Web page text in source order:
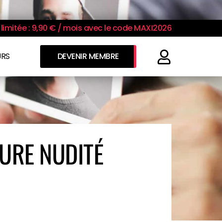
: 9,90 € / mois avec le code MAXI2026
DEVENIR MEMBRE
NUDITÉ